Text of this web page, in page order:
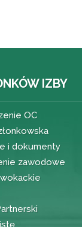
IZBY
OC
i dokumenty
zawodowe